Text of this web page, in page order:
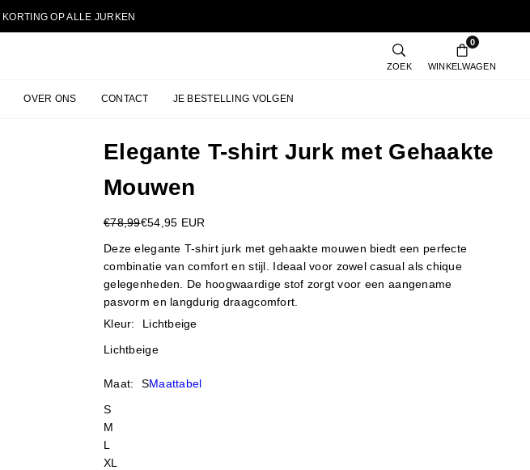
OP ALLE JURKEN
ZOEK
0
WINKELWAGEN
OVER ONS CONTACT JE BESTELLING VOLGEN
Elegante T-shirt Jurk met Gehaakte
Mouwen
Reguliere
prijs
€78,99€54,95 EUR
Deze elegante T-shirt jurk met gehaakte mouwen biedt een perfecte
combinatie van comfort en stijl. Ideaal voor zowel casual als chique
gelegenheden. De hoogwaardige stof zorgt voor een aangename
pasvorm en langdurig draagcomfort.
Kleur:
Lichtbeige
Lichtbeige
Maat: SMaattabel
S
M
L
XL